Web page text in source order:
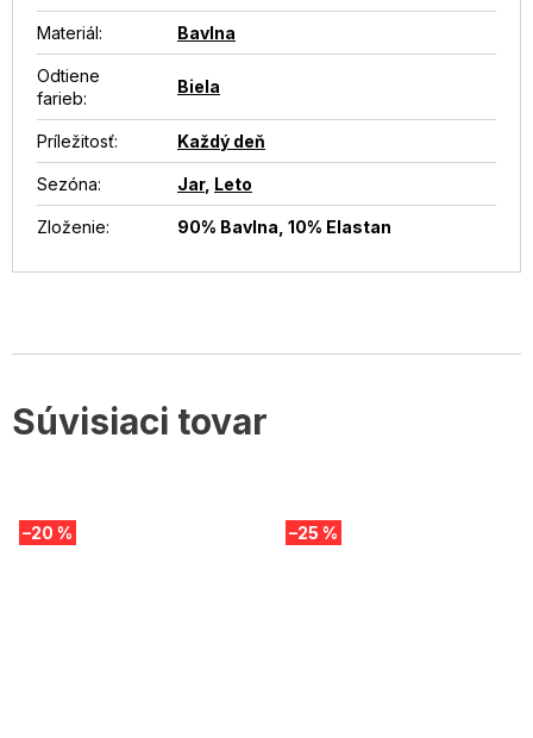
Súvisiaci tovar
–20 % –25 %
Materiál: Bavlna
Odtiene
farieb:
Biela
Príležitosť: Každý deň
Sezóna: Jar, Leto
Zloženie: 90% Bavlna, 10% Elastan